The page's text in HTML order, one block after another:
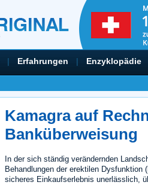
| Erfahrungen | Enzyklopädie
Kamagra auf
Banküberweisung
In der sich ständig verändernden
Behandlungen der erektilen
sicheres Einkaufserlebnis unerlässlich,